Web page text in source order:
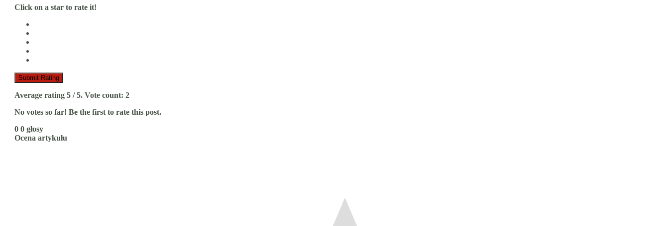
Click on a star to rate it!
Submit Rating
Average rating 5 / 5. Vote count: 2
No votes so far! Be the first to rate this post.
0 0 głosy
Ocena artykułu